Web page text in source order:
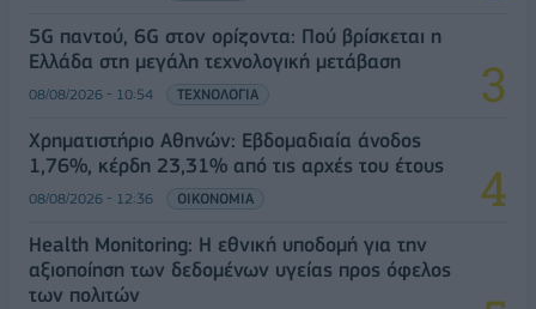
5G παντού, 6G στον ορίζοντα: Πού βρίσκεται η
Ελλάδα στη μεγάλη τεχνολογική μετάβαση
08/08/2026 - 10:54 ΤΕΧΝΟΛΟΓΙΑ
Χρηματιστήριο Αθηνών: Εβδομαδιαία άνοδος
1,76%, κέρδη 23,31% από τις αρχές του έτους
08/08/2026 - 12:36 ΟΙΚΟΝΟΜΙΑ
Health Monitoring: Η εθνική υποδομή για την
αξιοποίηση των δεδομένων υγείας προς όφελος
των πολιτών